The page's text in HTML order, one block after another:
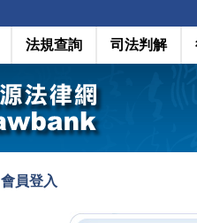
法規查詢 司法判解
會員登入